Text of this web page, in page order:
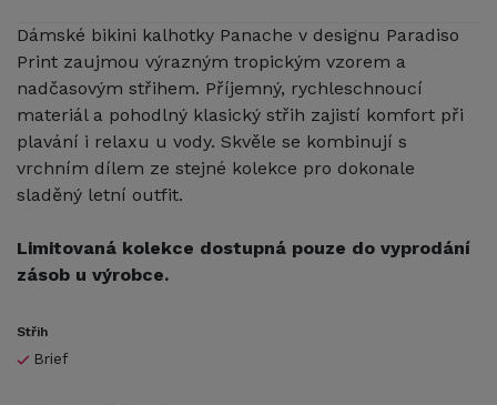
Dámské bikini kalhotky Panache v designu Paradiso
Print zaujmou výrazným tropickým vzorem a
nadčasovým střihem. Příjemný, rychleschnoucí
materiál a pohodlný klasický střih zajistí komfort při
plavání i relaxu u vody. Skvěle se kombinují s
vrchním dílem ze stejné kolekce pro dokonale
sladěný letní outfit.
Limitovaná kolekce dostupná pouze do vyprodání
zásob u výrobce.
Střih
Brief